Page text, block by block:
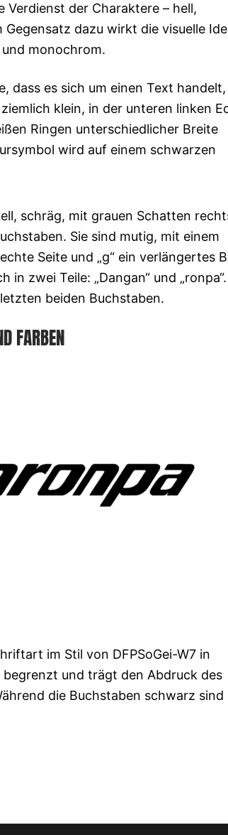
der Charaktere – hell,
dazu wirkt die visuelle
monochrom.
dass es sich um einen Text handelt,
klein, in der unteren linken
Ringen unterschiedlicher Breite
wird auf einem schwarzen
schräg, mit grauen Schatten
Sie sind mutig, mit einem
Seite und „g“ ein verlängertes
zwei Teile: „Dangan“ und
beiden Buchstaben.
FARBEN
im Stil von DFPSoGei-W7 in
und trägt den Abdruck des
die Buchstaben schwarz sind